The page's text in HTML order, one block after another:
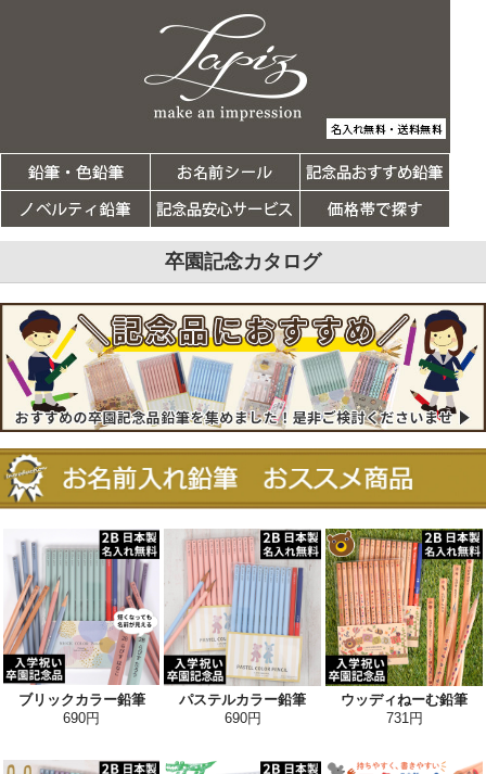
卒園記念カタログ
ブリックカラー鉛筆 パステルカラー鉛筆
ウッディねーむ鉛筆
690円
690円 731円